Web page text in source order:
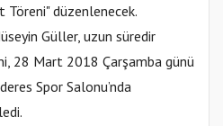
Töreni" düzenlenecek.
Güller, uzun süredir
28 Mart 2018 Çarşamba günü
Spor Salonu’nda